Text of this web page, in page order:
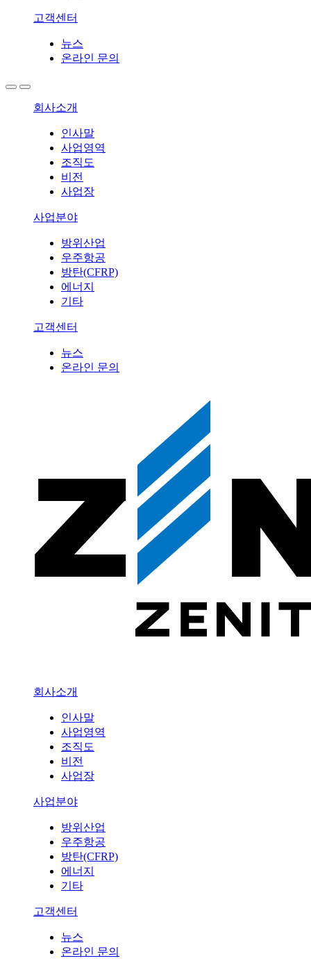
고객센터
뉴스
온라인 문의
회사소개
인사말
사업영역
조직도
비전
사업장
사업분야
방위산업
우주항공
방탄(CFRP)
에너지
기타
고객센터
뉴스
온라인 문의
회사소개
인사말
사업영역
조직도
비전
사업장
사업분야
방위산업
우주항공
방탄(CFRP)
에너지
기타
고객센터
뉴스
온라인 문의